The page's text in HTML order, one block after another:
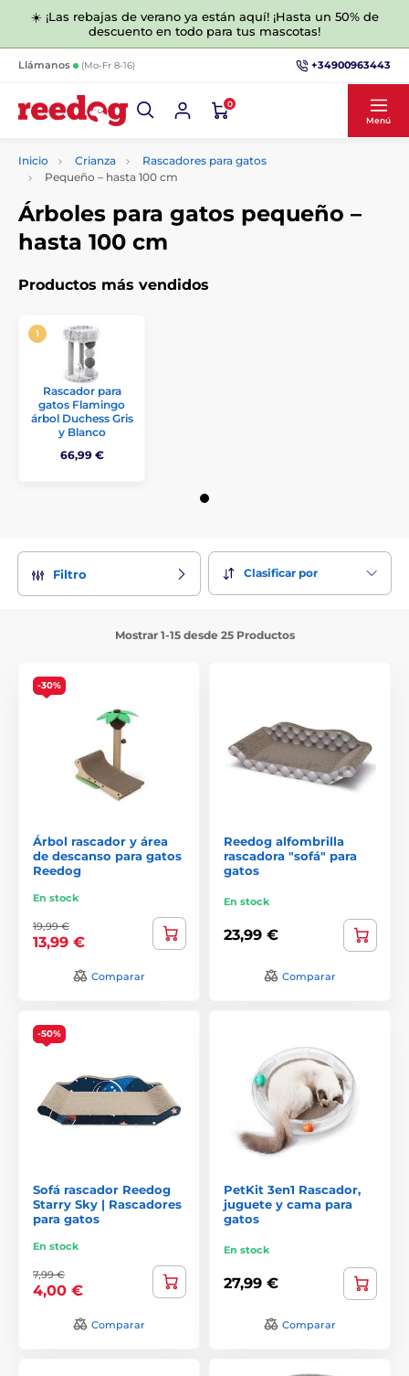
☀️ ¡Las rebajas de verano ya están aquí! ¡Hasta un 50% de
descuento en todo para tus mascotas!
Llámanos (Mo-Fr 8-16) +34900963443
0
Menú
Inicio Crianza
Rascadores para gatos
Pequeño – hasta 100 cm
Árboles para gatos pequeño –
hasta 100 cm
Productos más vendidos
Rascador para
gatos Flamingo
árbol Duchess Gris
y Blanco
66,99 €
Filtro Clasificar por
Mostrar 1-15 desde 25 Productos
-30%
Árbol rascador y área
de descanso para gatos
Reedog
En stock
19,99 €
13,99 €
Comparar
Reedog alfombrilla
rascadora "sofá" para
gatos
En stock
23,99 €
Comparar
-50%
Sofá rascador Reedog
Starry Sky | Rascadores
para gatos
En stock
7,99 €
4,00 €
Comparar
PetKit 3en1 Rascador,
juguete y cama para
gatos
En stock
27,99 €
Comparar